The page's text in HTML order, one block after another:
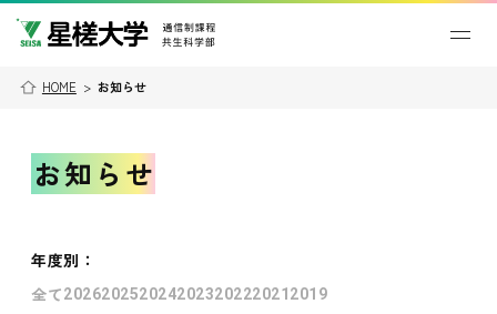
HOME > お知らせ
お知らせ
年度別 ：
全て202620252024202320222021 2019